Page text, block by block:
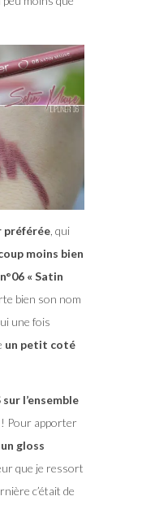
préférée, qui
moins bien
« Satin
bien son nom
une fois
un petit coté
l’ensemble
! Pour apporter
gloss
que je ressort
c’était de